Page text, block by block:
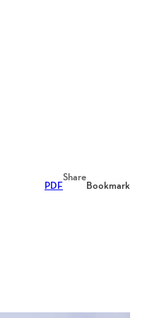
PDF
Share
Bookmark